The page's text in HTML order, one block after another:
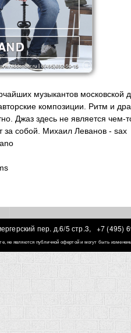
музыкантов
композиции. Ритм и
Джаз здесь не является
за собой. Михаил Леванов - sax
пер. д.6/5 стр.3,
+7 (495)
не являются публичной офертой и могут быть